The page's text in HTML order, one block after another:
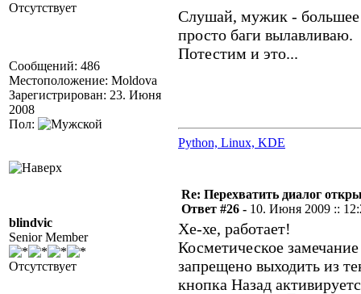
Отсутствует
Сообщений: 486
Местоположение: Moldova
Зарегистрирован: 23. Июня
2008
Пол:
Слушай, мужик - большее
просто баги вылавливаю.
Потестим и это...
Python, Linux, KDE
blindvic
Senior Member
Отсутствует
Re: Перехватить диалог
Ответ #26 - 10. Июня 2009 ::
Хе-хе, работает!
Косметическое
запрещено выходить из
кнопка Назад